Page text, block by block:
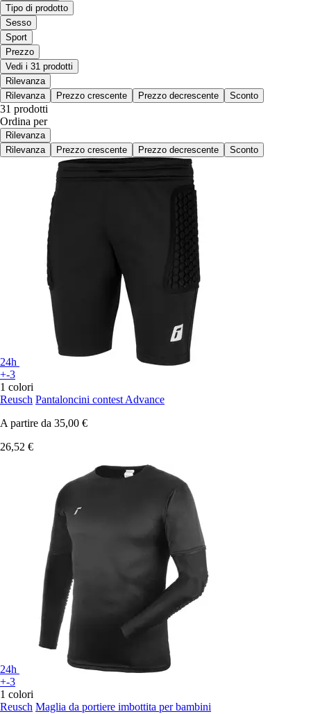
Tipo di prodotto
Sesso
Sport
Prezzo
Vedi i 31 prodotti
Rilevanza
Rilevanza
Prezzo crescente Prezzo decrescente Sconto
31 prodotti
Ordina per
Rilevanza
Rilevanza
Prezzo crescente Prezzo decrescente Sconto
24h
+-3
1 colori
Reusch Pantaloncini contest Advance
A partire da 35,00 €
26,52 €
24h
+-3
1 colori
Reusch Maglia da portiere imbottita per bambini